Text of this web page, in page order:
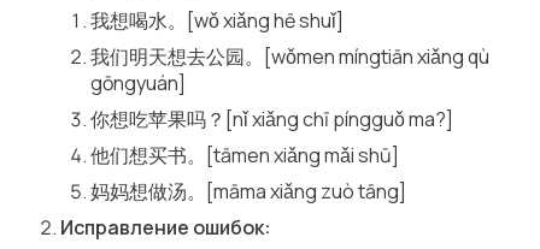
我想喝水。[wǒ xiǎng hē shuǐ]
我们明天想去公园。[wǒmen míngtiān xiǎng qù
gōngyuán]
你想吃苹果吗？[nǐ xiǎng chī píngguǒ ma?]
他们想买书。[tāmen xiǎng mǎi shū]
妈妈想做汤。[māma xiǎng zuò tāng]
Исправление ошибок: